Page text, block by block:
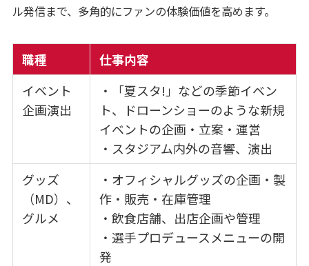
ル発信まで、多角的にファンの体験価値を高めます。
職種
仕事内容
イベント
企画演出
・「夏スタ!」などの季節イベン
ト、ドローンショーのような新規
イベントの企画・立案・運営
・スタジアム内外の音響、演出
グッズ
（MD）、
グルメ
・オフィシャルグッズの企画・製
作・販売・在庫管理
・飲食店舗、出店企画や管理
・選手プロデュースメニューの開
発